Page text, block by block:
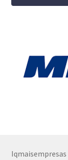
Iqmaisempresas